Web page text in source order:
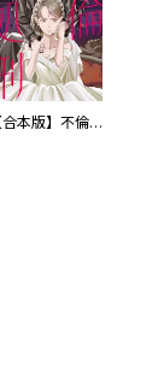
【合本版】不倫処刑